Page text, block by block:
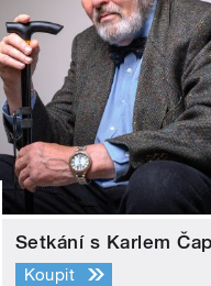
Setkání s Karlem
Koupit